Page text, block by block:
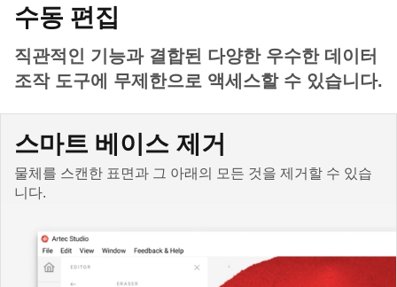
수동 편집
직관적인 기능과 결합된 다양한 우수한 데이터
조작 도구에 무제한으로 액세스할 수 있습니다.
스마트 베이스 제거
물체를 스캔한 표면과 그 아래의 모든 것을 제거할 수 있습
니다.